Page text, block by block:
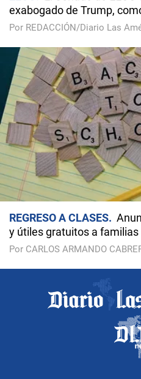
exabogado de Trump,
Por REDACCIÓN/Diario Las
REGRESO A CLASES
y útiles gratuitos a
Por CARLOS ARMANDO